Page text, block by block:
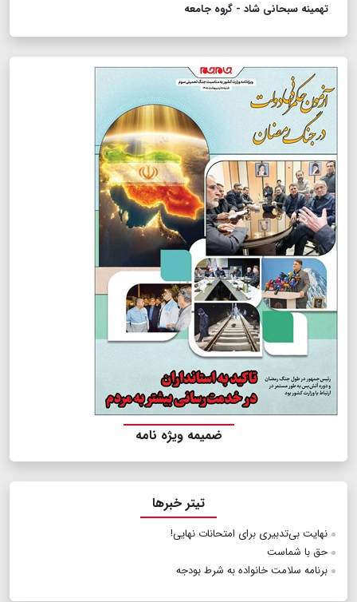
تهمینه سبحانی شاد - گروه جامعه
ضمیمه ویژه نامه
تیتر خبرها
نهایت بی‌تدبیری برای امتحانات نهایی!
حق با شماست
برنامه سلامت خانواده به شرط بودجه